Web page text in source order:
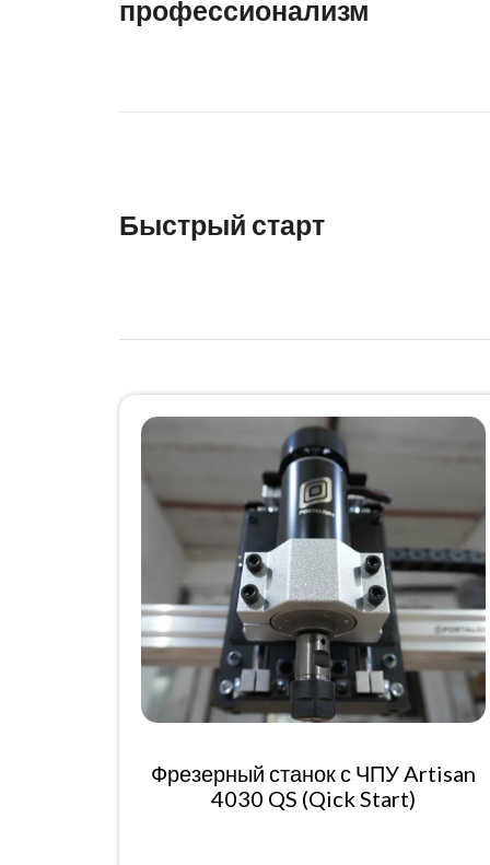
профессионализм
Быстрый старт
Фрезерный станок с ЧПУ Artisan
4030 QS (Qick Start)